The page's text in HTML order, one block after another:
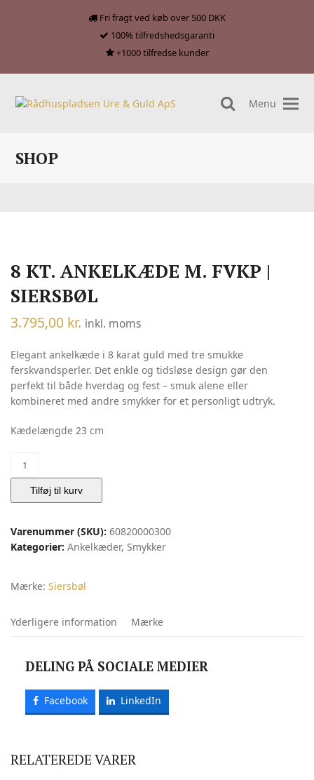
Fri fragt ved køb over 500 DKK
100% tilfredshedsgaranti
+1000 tilfredse kunder
search
Menu
SHOP
8 KT. ANKELKÆDE M. FVKP |
SIERSBØL
3.795,00 kr. inkl. moms
Elegant ankelkæde i 8 karat guld med tre smukke
ferskvandsperler. Det enkle og tidsløse design gør den
perfekt til både hverdag og fest – smuk alene eller
kombineret med andre smykker for et personligt udtryk.
Kædelængde 23 cm
kt.
ankelkæde
m.
|
Siersbøl
Tilføj til kurv
Varenummer (SKU): 60820000300
Kategorier: Ankelkæder, Smykker
Mærke: Siersbøl
Yderligere information Mærke
DELING PÅ SOCIALE MEDIER
Facebook LinkedIn
RELATEREDE VARER